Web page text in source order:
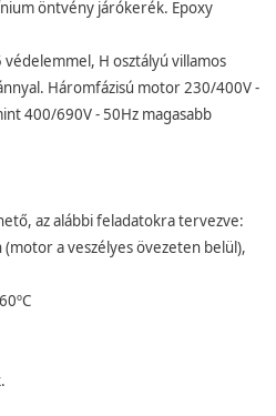
öntvény járókerék. Epoxy
H osztályú villamos
Háromfázisú motor 230/400V -
400/690V - 50Hz magasabb
az alábbi feladatokra tervezve:
(motor a veszélyes övezeten belül),